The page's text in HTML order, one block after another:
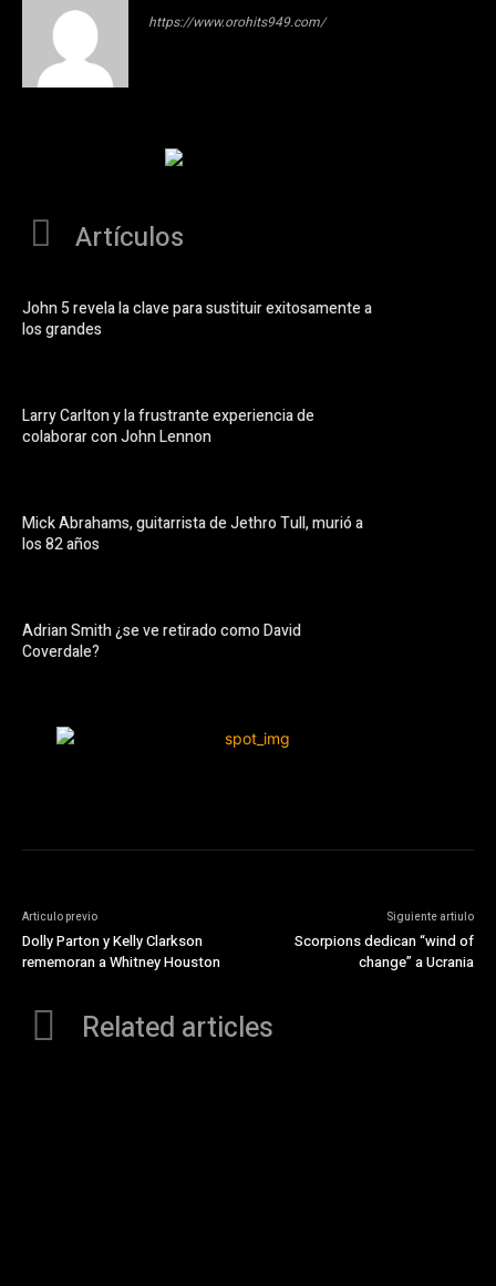
https://www.orohits949.com/
Artículos
John 5 revela la clave para sustituir exitosamente a
los grandes
Larry Carlton y la frustrante experiencia de
colaborar con John Lennon
Mick Abrahams, guitarrista de Jethro Tull, murió a
los 82 años
Adrian Smith ¿se ve retirado como David
Coverdale?
Articulo previo
Dolly Parton y Kelly Clarkson
rememoran a Whitney Houston
Siguiente artiulo
Scorpions dedican “wind of
change” a Ucrania
Related articles